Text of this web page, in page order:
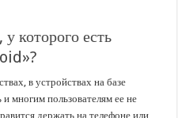
которого есть
в устройствах на базе
многим пользователям ее не
держать на телефоне или